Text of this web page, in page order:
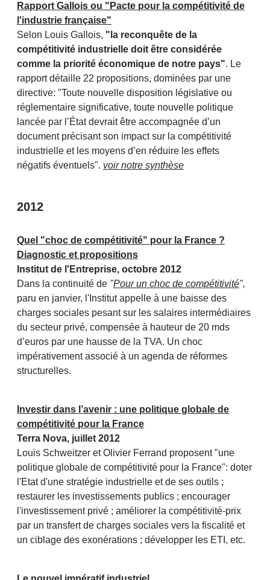
Rapport Gallois ou "Pacte pour la compétitivité de
l'industrie française"
Selon Louis Gallois, "la reconquête de la
compétitivité industrielle doit être considérée
comme la priorité économique de notre pays". Le
rapport détaille 22 propositions, dominées par une
directive: "Toute nouvelle disposition législative ou
réglementaire significative, toute nouvelle politique
lancée par l’État devrait être accompagnée d’un
document précisant son impact sur la compétitivité
industrielle et les moyens d’en réduire les effets
négatifs éventuels". voir notre synthèse
2012
Quel "choc de compétitivité" pour la France ?
Diagnostic et propositions
Institut de l'Entreprise, octobre 2012
Dans la continuité de "Pour un choc de compétitivité",
paru en janvier, l'Institut appelle à une baisse des
charges sociales pesant sur les salaires intermédiaires
du secteur privé, compensée à hauteur de 20 mds
d’euros par une hausse de la TVA. Un choc
impérativement associé à un agenda de réformes
structurelles.
Investir dans l’avenir : une politique globale de
compétitivité pour la France
Terra Nova, juillet 2012
Louis Schweitzer et Olivier Ferrand proposent "une
politique globale de compétitivité pour la France": doter
l'Etat d'une stratégie industrielle et de ses outils ;
restaurer les investissements publics ; encourager
l'investissement privé ; améliorer la compétitivité-prix
par un transfert de charges sociales vers la fiscalité et
un ciblage des exonérations ; développer les ETI, etc.